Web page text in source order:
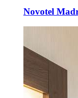
Novotel